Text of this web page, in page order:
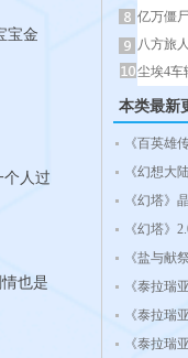
宝金
人过
也是
亿万僵
八方旅
尘埃4车
本类最新
《百英雄
《幻想大
《幻塔》
《幻塔》
《盐与献
《泰拉瑞
《泰拉瑞
《泰拉瑞